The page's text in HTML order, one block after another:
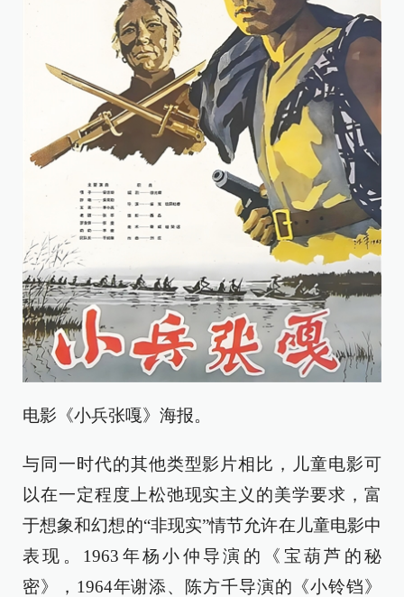
电影《小兵张嘎》海报。
与同一时代的其他类型影片相比，儿童电影可
以在一定程度上松弛现实主义的美学要求，富
于想象和幻想的“非现实”情节允许在儿童电影中
表现。1963年杨小仲导演的《宝葫芦的秘
密》，1964年谢添、陈方千导演的《小铃铛》